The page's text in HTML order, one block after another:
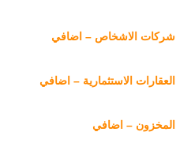
شركات الاشخاص – اضافي
العقارات الاستثمارية – اضافي
المخزون – اضافي